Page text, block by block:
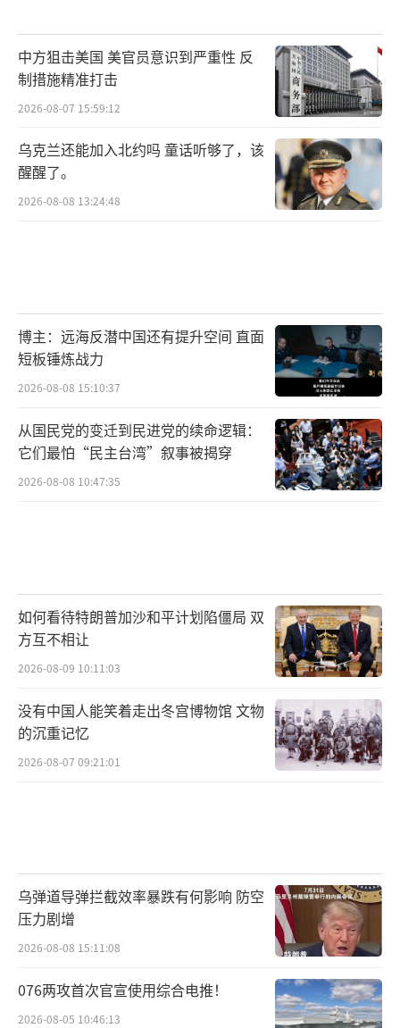
中方狙击美国 美官员意识到严重性 反
制措施精准打击
2026-08-07 15:59:12
乌克兰还能加入北约吗 童话听够了，该
醒醒了。
2026-08-08 13:24:48
博主：远海反潜中国还有提升空间 直面
短板锤炼战力
2026-08-08 15:10:37
从国民党的变迁到民进党的续命逻辑：
它们最怕“民主台湾”叙事被揭穿
2026-08-08 10:47:35
如何看待特朗普加沙和平计划陷僵局 双
方互不相让
2026-08-09 10:11:03
没有中国人能笑着走出冬宫博物馆 文物
的沉重记忆
2026-08-07 09:21:01
乌弹道导弹拦截效率暴跌有何影响 防空
压力剧增
2026-08-08 15:11:08
076两攻首次官宣使用综合电推！
2026-08-05 10:46:13